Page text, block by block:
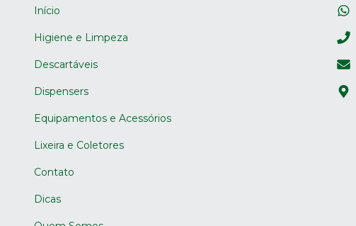
Início
Higiene e Limpeza
Descartáveis
Dispensers
Equipamentos e Acessórios
Lixeira e Coletores
Contato
Dicas